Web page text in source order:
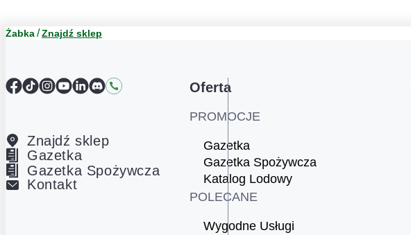
Żabka Znajdź sklep
Facebook
TikTokInstagram
YouTube
LinkedIn
DiscordKontakt
Znajdź sklep
Gazetka
Gazetka Spożywcza
Kontakt
Oferta
PROMOCJE
Gazetka
Gazetka Spożywcza
Katalog Lodowy
POLECANE
Wygodne Usługi